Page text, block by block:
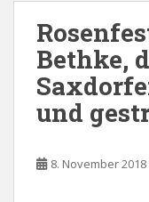
Bethke,
und
8. November 2018